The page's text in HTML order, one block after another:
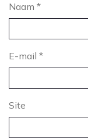
Naam *
E-mail *
Site